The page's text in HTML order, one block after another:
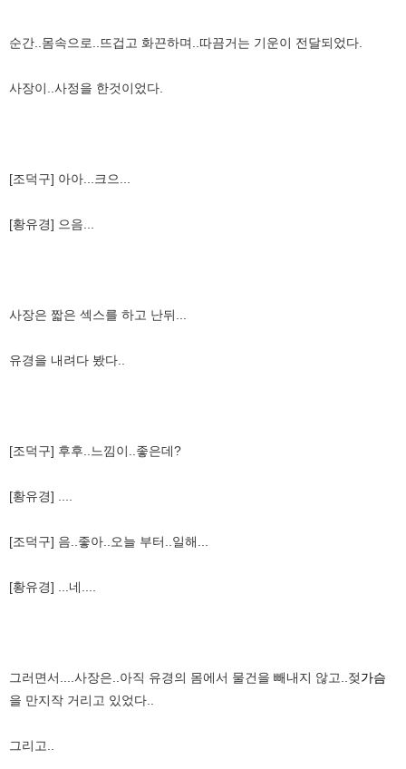
순간..몸속으로..뜨겁고 화끈하며..따끔거는 기운이 전달되었다.
사장이..사정을 한것이었다.
[조덕구] 아아...크으...
[황유경] 으음...
사장은 짧은 섹스를 하고 난뒤...
유경을 내려다 봤다..
[조덕구] 후후..느낌이..좋은데?
[황유경] ....
[조덕구] 음..좋아..오늘 부터..일해...
[황유경] ...네....
그러면서....사장은..아직 유경의 몸에서 물건을 빼내지 않고..젖가슴
을 만지작 거리고 있었다..
그리고..